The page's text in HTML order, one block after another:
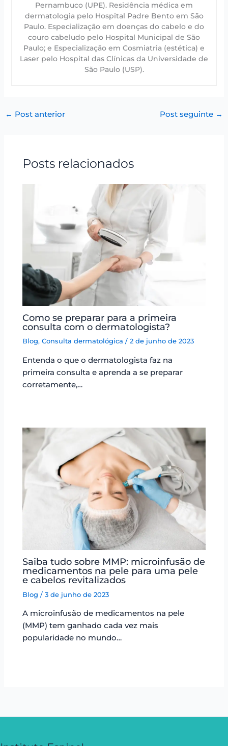
Pernambuco (UPE). Residência médica em
dermatologia pelo Hospital Padre Bento em São
Paulo. Especialização em doenças do cabelo e do
couro cabeludo pelo Hospital Municipal de São
Paulo; e Especialização em Cosmiatria (estética) e
Laser pelo Hospital das Clínicas da Universidade de
São Paulo (USP).
← Post anterior Post seguinte →
Posts relacionados
Como se preparar para a primeira
consulta com o dermatologista?
Blog,Consulta dermatológica /2 de junho de 2023
Entenda o que o dermatologista faz na
primeira consulta e aprenda a se preparar
corretamente,…
Saiba tudo sobre MMP: microinfusão de
medicamentos na pele para uma pele
e cabelos revitalizados
Blog /3 de junho de 2023
A microinfusão de medicamentos na pele
(MMP) tem ganhado cada vez mais
popularidade no mundo…